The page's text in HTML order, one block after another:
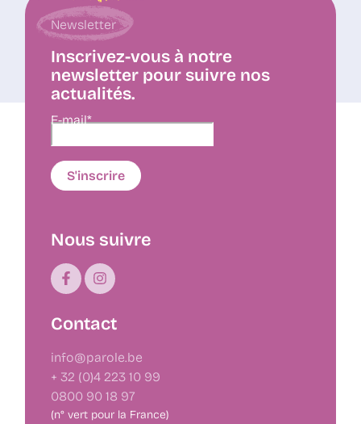
Newsletter
Inscrivez-vous à notre
newsletter pour suivre nos
actualités.
E-mail*
Nous suivre
Contact
info@parole.be
+ 32 (0)4 223 10 99
0800 90 18 97
(n° vert pour la France)